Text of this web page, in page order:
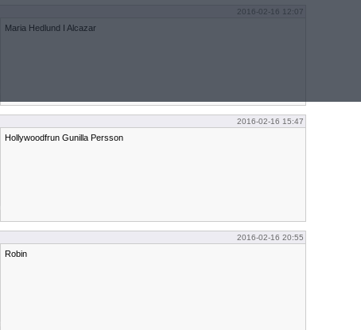
2016-02-16 12:07
Maria Hedlund I Alcazar
2016-02-16 15:47
Hollywoodfrun Gunilla Persson
2016-02-16 20:55
Robin